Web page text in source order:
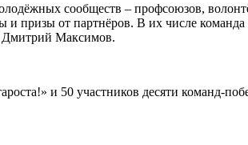
сообществ – профсоюзов,
от партнёров. В их числе команда
Дмитрий Максимов.
и 50 участников десяти команд-